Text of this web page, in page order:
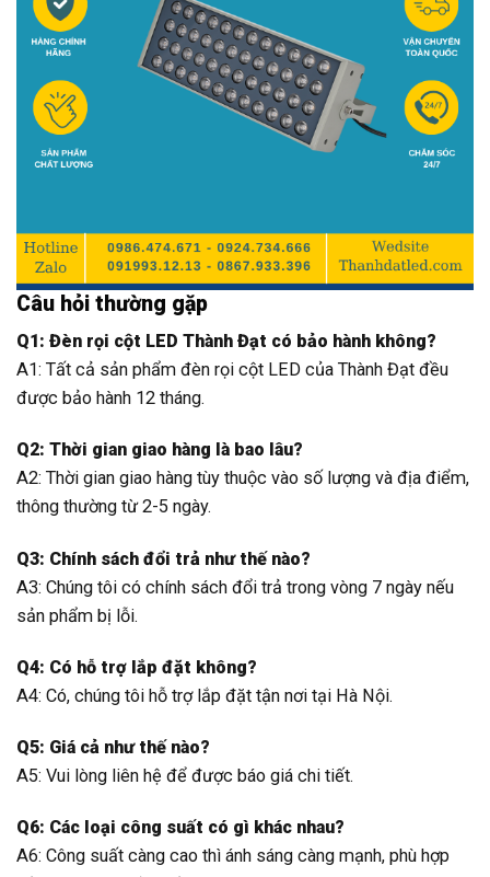
Câu hỏi thường gặp
Q1: Đèn rọi cột LED Thành Đạt có bảo hành không?
A1: Tất cả sản phẩm đèn rọi cột LED của Thành Đạt đều
được bảo hành 12 tháng.
Q2: Thời gian giao hàng là bao lâu?
A2: Thời gian giao hàng tùy thuộc vào số lượng và địa điểm,
thông thường từ 2-5 ngày.
Q3: Chính sách đổi trả như thế nào?
A3: Chúng tôi có chính sách đổi trả trong vòng 7 ngày nếu
sản phẩm bị lỗi.
Q4: Có hỗ trợ lắp đặt không?
A4: Có, chúng tôi hỗ trợ lắp đặt tận nơi tại Hà Nội.
Q5: Giá cả như thế nào?
A5: Vui lòng liên hệ để được báo giá chi tiết.
Q6: Các loại công suất có gì khác nhau?
A6: Công suất càng cao thì ánh sáng càng mạnh, phù hợp